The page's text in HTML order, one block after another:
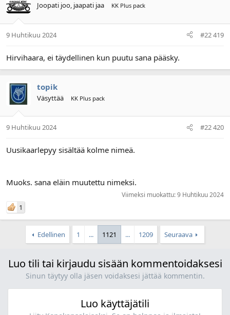
Joopati joo, jaapati jaa KK Plus pack
9 Huhtikuu 2024 #22 419
Hirvihaara, ei täydellinen kun puutu sana pääsky.
topik
Väsyttää KK Plus pack
9 Huhtikuu 2024 #22 420
Uusikaarlepyy sisältää kolme nimeä.
Muoks. sana eläin muutettu nimeksi.
Viimeksi muokattu:9 Huhtikuu 2024
1
Edellinen 1 ... 1121 ... 1209 Seuraava
Luo tili tai kirjaudu sisään kommentoidaksesi
Sinun täytyy olla jäsen voidaksesi jättää kommentin.
Luo käyttäjätili